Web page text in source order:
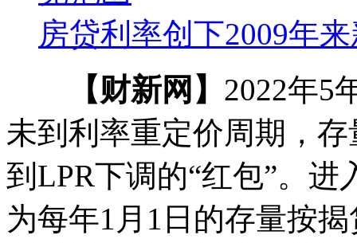
房贷利率创下2009年
【财新网】 2022年5
未到利率重定价周期，
到LPR下调的“红包”。
为每年1月1日的存量按